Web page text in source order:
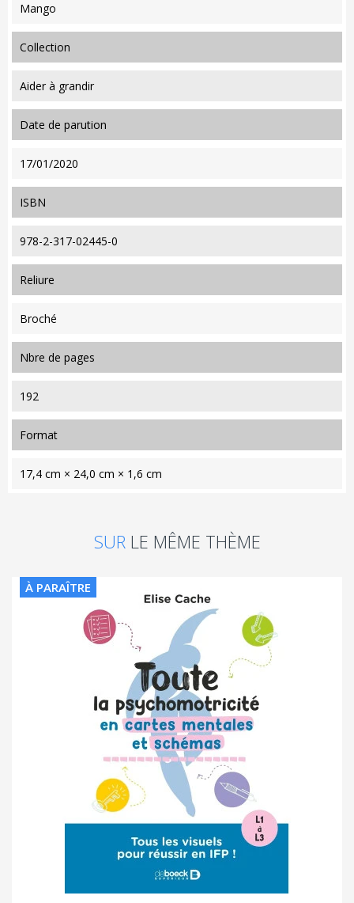
Mango
collection
Aider à grandir
date de parution
17/01/2020
ISBN
978-2-317-02445-0
reliure
Broché
nbre de pages
192
format
17,4 cm × 24,0 cm × 1,6 cm
SUR LE MÊME THÈME
À PARAÎTRE